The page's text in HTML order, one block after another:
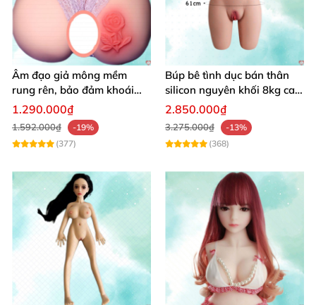
Hình ảnh chi tiết sản phẩm
Âm đạo giả mông mềm
rung rên, bảo đảm khoái
cảm vượt trội
1.290.000₫
1.592.000₫
-19%
(377)
Búp bê tình dục bán thân
silicon nguyên khối 8kg cao
cấp mô phỏng người thật
2.850.000₫
3.275.000₫
-13%
(368)